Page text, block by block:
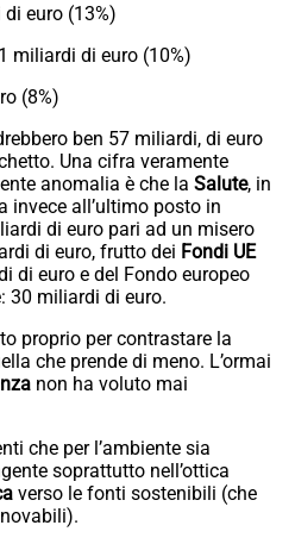
euro (13%)
miliardi di euro (10%)
(8%)
ben 57 miliardi, di euro
Una cifra veramente
anomalia è che la Salute, in
invece all’ultimo posto in
di euro pari ad un misero
di euro, frutto dei Fondi UE
di euro e del Fondo europeo
30 miliardi di euro.
proprio per contrastare la
che prende di meno. L’ormai
non ha voluto mai
che per l’ambiente sia
soprattutto nell’ottica
verso le fonti sostenibili (che